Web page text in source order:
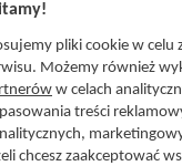
Lublin
Małopolska
Mazowsze
Opole
pliki cookie w
Możemy również
w celach
treści
chcesz zaakceptować